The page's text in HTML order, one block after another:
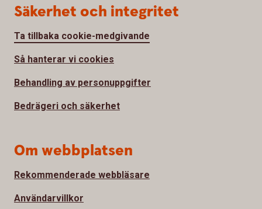
Säkerhet och integritet
Ta tillbaka cookie-medgivande
Så hanterar vi cookies
Behandling av personuppgifter
Bedrägeri och säkerhet
Om webbplatsen
Rekommenderade webbläsare
Användarvillkor